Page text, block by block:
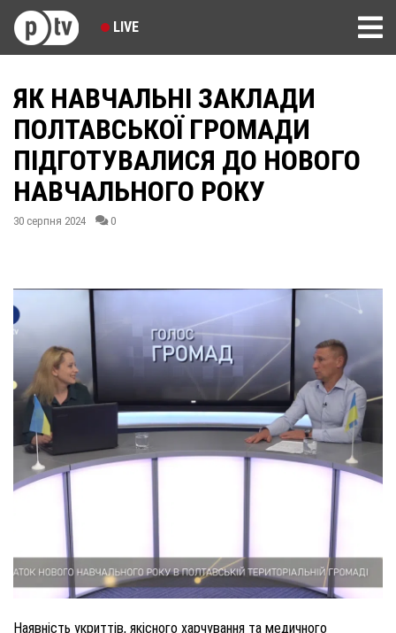
LIVE
ЯК НАВЧАЛЬНІ ЗАКЛАДИ
ПОЛТАВСЬКОЇ ГРОМАДИ
ПІДГОТУВАЛИСЯ ДО НОВОГО
НАВЧАЛЬНОГО РОКУ
30 серпня 2024 0
Наявність укриттів, якісного харчування та медичного